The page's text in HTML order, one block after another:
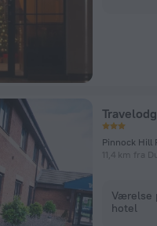
Pinnock Hill
11,4 km fra
Værelse
hotel